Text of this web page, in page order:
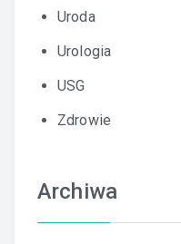
Uroda
Urologia
USG
Zdrowie
Archiwa